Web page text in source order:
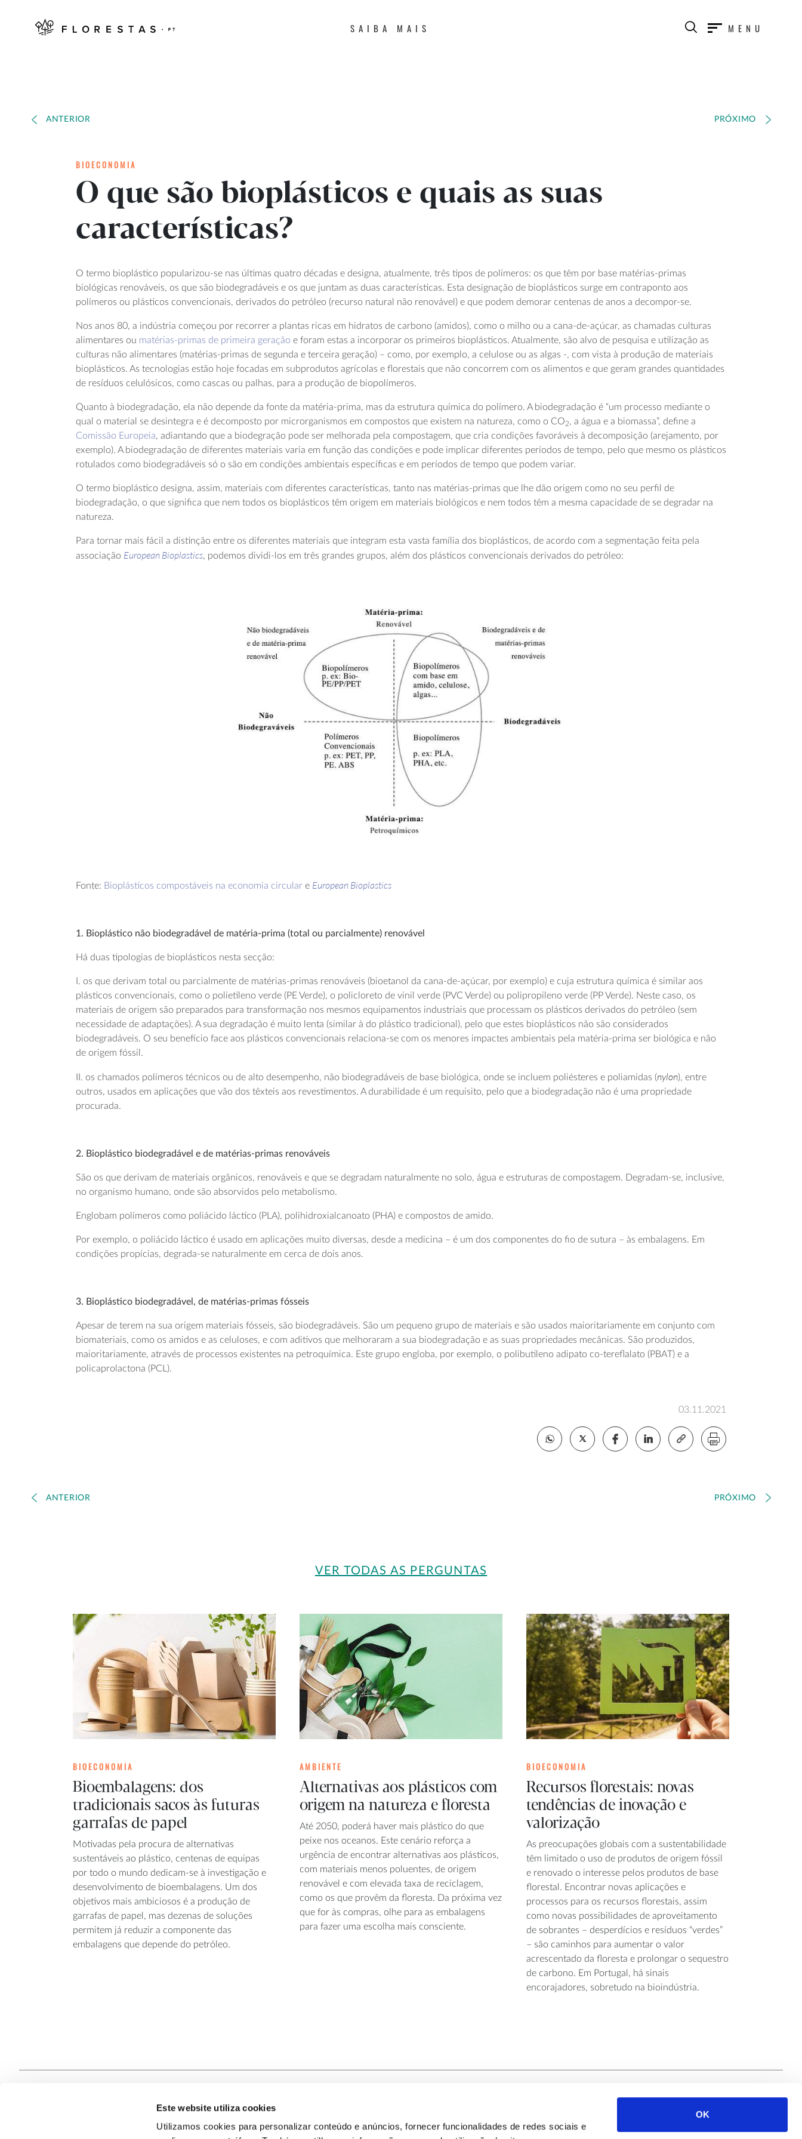
Este website utiliza cookies
Utilizamos cookies para personalizar conteúdo e anúncios, fornecer funcionalidades de redes sociais e
OK
SAIBA MAIS MENU
ANTERIOR PRÓXIMO
BIOECONOMIA
O que são bioplásticos e quais as suas
características?
O termo bioplástico popularizou-se nas últimas quatro décadas e designa, atualmente, três tipos de polímeros: os que têm por base matérias-primas
biológicas renováveis, os que são biodegradáveis e os que juntam as duas características. Esta designação de bioplásticos surge em contraponto aos
polímeros ou plásticos convencionais, derivados do petróleo (recurso natural não renovável) e que podem demorar centenas de anos a decompor-se.
Nos anos 80, a indústria começou por recorrer a plantas ricas em hidratos de carbono (amidos), como o milho ou a cana-de-açúcar, as chamadas culturas
alimentares ou matérias-primas de primeira geração e foram estas a incorporar os primeiros bioplásticos. Atualmente, são alvo de pesquisa e utilização as
culturas não alimentares (matérias-primas de segunda e terceira geração) – como, por exemplo, a celulose ou as algas -, com vista à produção de materiais
bioplásticos. As tecnologias estão hoje focadas em subprodutos agrícolas e florestais que não concorrem com os alimentos e que geram grandes quantidades
de resíduos celulósicos, como cascas ou palhas, para a produção de biopolímeros.
Quanto à biodegradação, ela não depende da fonte da matéria-prima, mas da estrutura química do polímero. A biodegradação é “um processo mediante o
qual o material se desintegra e é decomposto por microrganismos em compostos que existem na natureza, como o CO2, a água e a biomassa”, define a
Comissão Europeia, adiantando que a biodegração pode ser melhorada pela compostagem, que cria condições favoráveis à decomposição (arejamento, por
exemplo). A biodegradação de diferentes materiais varia em função das condições e pode implicar diferentes períodos de tempo, pelo que mesmo os plásticos
rotulados como biodegradáveis só o são em condições ambientais específicas e em períodos de tempo que podem variar.
O termo bioplástico designa, assim, materiais com diferentes características, tanto nas matérias-primas que lhe dão origem como no seu perfil de
biodegradação, o que significa que nem todos os bioplásticos têm origem em materiais biológicos e nem todos têm a mesma capacidade de se degradar na
natureza.
Para tornar mais fácil a distinção entre os diferentes materiais que integram esta vasta família dos bioplásticos, de acordo com a segmentação feita pela
associação European Bioplastics, podemos dividi-los em três grandes grupos, além dos plásticos convencionais derivados do petróleo:
Fonte: Bioplásticos compostáveis na economia circular e European Bioplastics
1. Bioplástico não biodegradável de matéria-prima (total ou parcialmente) renovável
Há duas tipologias de bioplásticos nesta secção:
I. os que derivam total ou parcialmente de matérias-primas renováveis (bioetanol da cana-de-açúcar, por exemplo) e cuja estrutura química é similar aos
plásticos convencionais, como o polietileno verde (PE Verde), o policloreto de vinil verde (PVC Verde) ou polipropileno verde (PP Verde). Neste caso, os
materiais de origem são preparados para transformação nos mesmos equipamentos industriais que processam os plásticos derivados do petróleo (sem
necessidade de adaptações). A sua degradação é muito lenta (similar à do plástico tradicional), pelo que estes bioplásticos não são considerados
biodegradáveis. O seu benefício face aos plásticos convencionais relaciona-se com os menores impactes ambientais pela matéria-prima ser biológica e não
de origem fóssil.
II. os chamados polímeros técnicos ou de alto desempenho, não biodegradáveis de base biológica, onde se incluem poliésteres e poliamidas (nylon), entre
outros, usados em aplicações que vão dos têxteis aos revestimentos. A durabilidade é um requisito, pelo que a biodegradação não é uma propriedade
procurada.
2. Bioplástico biodegradável e de matérias-primas renováveis
São os que derivam de materiais orgânicos, renováveis e que se degradam naturalmente no solo, água e estruturas de compostagem. Degradam-se, inclusive,
no organismo humano, onde são absorvidos pelo metabolismo.
Englobam polímeros como poliácido láctico (PLA), polihidroxialcanoato (PHA) e compostos de amido.
Por exemplo, o poliácido láctico é usado em aplicações muito diversas, desde a medicina – é um dos componentes do fio de sutura – às embalagens. Em
condições propícias, degrada-se naturalmente em cerca de dois anos.
3. Bioplástico biodegradável, de matérias-primas fósseis
Apesar de terem na sua origem materiais fósseis, são biodegradáveis. São um pequeno grupo de materiais e são usados maioritariamente em conjunto com
biomateriais, como os amidos e as celuloses, e com aditivos que melhoraram a sua biodegradação e as suas propriedades mecânicas. São produzidos,
maioritariamente, através de processos existentes na petroquímica. Este grupo engloba, por exemplo, o polibutileno adipato co-tereflalato (PBAT) e a
policaprolactona (PCL).
03.11.2021
ANTERIOR PRÓXIMO
VER TODAS AS PERGUNTAS
BIOECONOMIA
Bioembalagens: dos
tradicionais sacos às futuras
garrafas de papel
Motivadas pela procura de alternativas
sustentáveis ao plástico, centenas de equipas
por todo o mundo dedicam-se à investigação e
desenvolvimento de bioembalagens. Um dos
objetivos mais ambiciosos é a produção de
garrafas de papel, mas dezenas de soluções
permitem já reduzir a componente das
embalagens que depende do petróleo.
AMBIENTE
Alternativas aos plásticos com
origem na natureza e floresta
Até 2050, poderá haver mais plástico do que
peixe nos oceanos. Este cenário reforça a
urgência de encontrar alternativas aos plásticos,
com materiais menos poluentes, de origem
renovável e com elevada taxa de reciclagem,
como os que provêm da floresta. Da próxima vez
que for às compras, olhe para as embalagens
para fazer uma escolha mais consciente.
BIOECONOMIA
Recursos florestais: novas
tendências de inovação e
valorização
As preocupações globais com a sustentabilidade
têm limitado o uso de produtos de origem fóssil
e renovado o interesse pelos produtos de base
florestal. Encontrar novas aplicações e
processos para os recursos florestais, assim
como novas possibilidades de aproveitamento
de sobrantes – desperdícios e resíduos “verdes”
– são caminhos para aumentar o valor
acrescentado da floresta e prolongar o sequestro
de carbono. Em Portugal, há sinais
encorajadores, sobretudo na bioindústria.
Contacte-nos Política de Privacidade